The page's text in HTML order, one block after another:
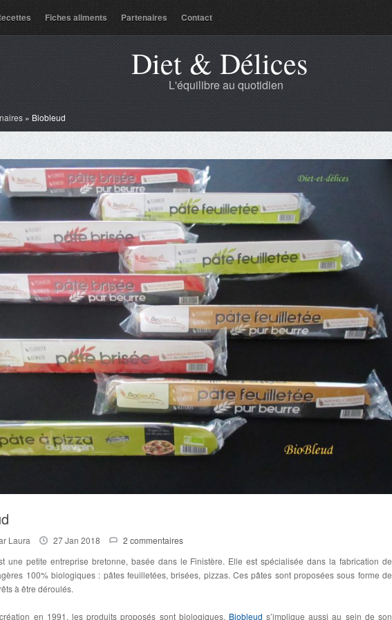
Fiches aliments Partenaires Contact
Diet & Délices
L'équilibre au quotidien
» Biobleud
Laura 27 Jan 2018
2 commentaires
une petite entreprise bretonne, basée dans le Finistère. Elle est spécialisée dans la fabrication de
100% biologiques : pâtes feuilletées, brisées, pizzas. Ces pâtes sont proposées sous forme de
à être déroulés.
en 1991, les produits proposés sont biologiques. Biobleud s’implique aussi au sein de son